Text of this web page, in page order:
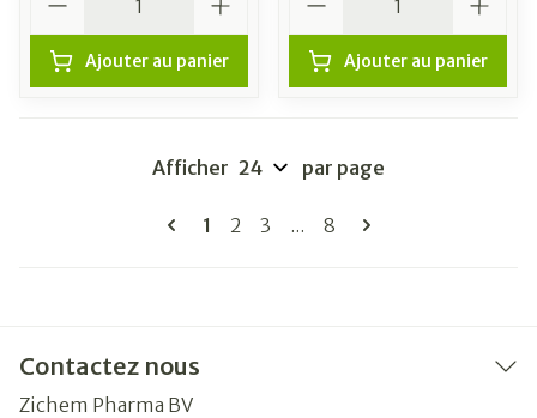
Ajouter au panier Ajouter au panier
Pages
Vous lisez actuellement la page
1 Page
2 Page
3 ... Page
8
Afficher par page
Contactez nous
Zichem Pharma BV